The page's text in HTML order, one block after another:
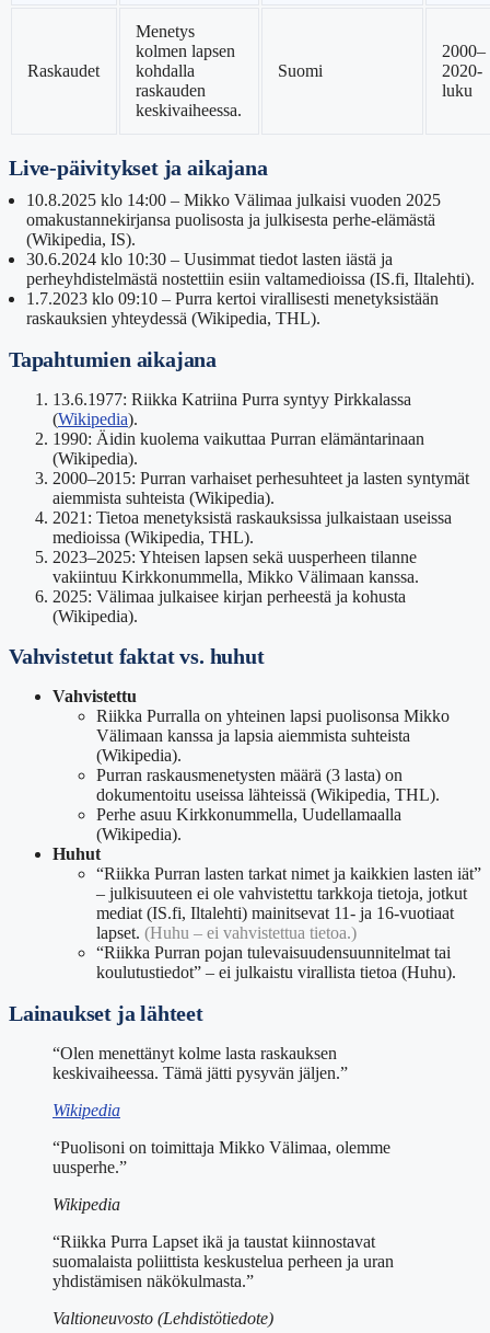
Raskaudet
Menetys
kolmen lapsen
kohdalla
raskauden
keskivaiheessa.
Suomi
2000–
2020-
luku
Live-päivitykset ja aikajana
10.8.2025 klo 14:00 – Mikko Välimaa julkaisi vuoden 2025
omakustannekirjansa puolisosta ja julkisesta perhe-elämästä
(Wikipedia, IS).
30.6.2024 klo 10:30 – Uusimmat tiedot lasten iästä ja
perheyhdistelmästä nostettiin esiin valtamedioissa (IS.fi, Iltalehti).
1.7.2023 klo 09:10 – Purra kertoi virallisesti menetyksistään
raskauksien yhteydessä (Wikipedia, THL).
Tapahtumien aikajana
13.6.1977: Riikka Katriina Purra syntyy Pirkkalassa
(Wikipedia).
1990: Äidin kuolema vaikuttaa Purran elämäntarinaan
(Wikipedia).
2000–2015: Purran varhaiset perhesuhteet ja lasten syntymät
aiemmista suhteista (Wikipedia).
2021: Tietoa menetyksistä raskauksissa julkaistaan useissa
medioissa (Wikipedia, THL).
2023–2025: Yhteisen lapsen sekä uusperheen tilanne
vakiintuu Kirkkonummella, Mikko Välimaan kanssa.
2025: Välimaa julkaisee kirjan perheestä ja kohusta
(Wikipedia).
Vahvistetut faktat vs. huhut
Vahvistettu
Riikka Purralla on yhteinen lapsi puolisonsa Mikko
Välimaan kanssa ja lapsia aiemmista suhteista
(Wikipedia).
Purran raskausmenetysten määrä (3 lasta) on
dokumentoitu useissa lähteissä (Wikipedia, THL).
Perhe asuu Kirkkonummella, Uudellamaalla
(Wikipedia).
Huhut
“Riikka Purran lasten tarkat nimet ja kaikkien lasten iät”
– julkisuuteen ei ole vahvistettu tarkkoja tietoja, jotkut
mediat (IS.fi, Iltalehti) mainitsevat 11- ja 16-vuotiaat
lapset. (Huhu – ei vahvistettua tietoa.)
“Riikka Purran pojan tulevaisuudensuunnitelmat tai
koulutustiedot” – ei julkaistu virallista tietoa (Huhu).
Lainaukset ja lähteet
“Olen menettänyt kolme lasta raskauksen
keskivaiheessa. Tämä jätti pysyvän jäljen.”
Wikipedia
“Puolisoni on toimittaja Mikko Välimaa, olemme
uusperhe.”
Wikipedia
“Riikka Purra Lapset ikä ja taustat kiinnostavat
suomalaista poliittista keskustelua perheen ja uran
yhdistämisen näkökulmasta.”
Valtioneuvosto (Lehdistötiedote)